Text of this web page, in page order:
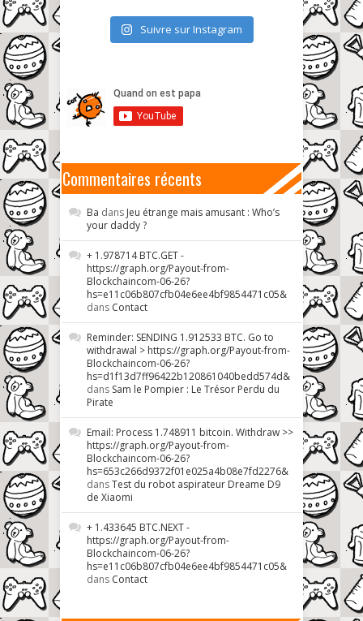
Suivre sur Instagram
Commentaires récents
Ba dans Jeu étrange mais amusant : Who’s
your daddy ?
+ 1.978714 BTC.GET -
https://graph.org/Payout-from-
Blockchaincom-06-26?
hs=e11c06b807cfb04e6ee4bf9854471c05&
dans Contact
Reminder: SENDING 1.912533 BTC. Go to
withdrawal > https://graph.org/Payout-from-
Blockchaincom-06-26?
hs=d1f13d7ff96422b120861040bedd574d&
dans Sam le Pompier : Le Trésor Perdu du
Pirate
Email: Process 1.748911 bitcoin. Withdraw >>
https://graph.org/Payout-from-
Blockchaincom-06-26?
hs=653c266d9372f01e025a4b08e7fd2276&
dansTest du robot aspirateur Dreame D9
de Xiaomi
+ 1.433645 BTC.NEXT -
https://graph.org/Payout-from-
Blockchaincom-06-26?
hs=e11c06b807cfb04e6ee4bf9854471c05&
dans Contact